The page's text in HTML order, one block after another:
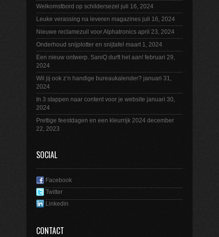
Welkomstbord op schildersezel juli 16, 2024
Leuke verassing na leveren magazines juli 16, 2024
Nieuwe reclamezuil voor Alphatronics april 23, 2024
Onderhoud snijplotter en snijtafel maart 1, 2024
Een nieuw ontwerp. SaniQ durft het aan! februari 29,
2024
Wil jij ook z’n handige bureaukalender? januari 31,
2024
In 3 stappen naar content voor je website januari 30,
2024
Prettige feestdagen en een kleurrijk 2024 december
22, 2023
SOCIAL
Facebook
Twitter
Linkedin
CONTACT